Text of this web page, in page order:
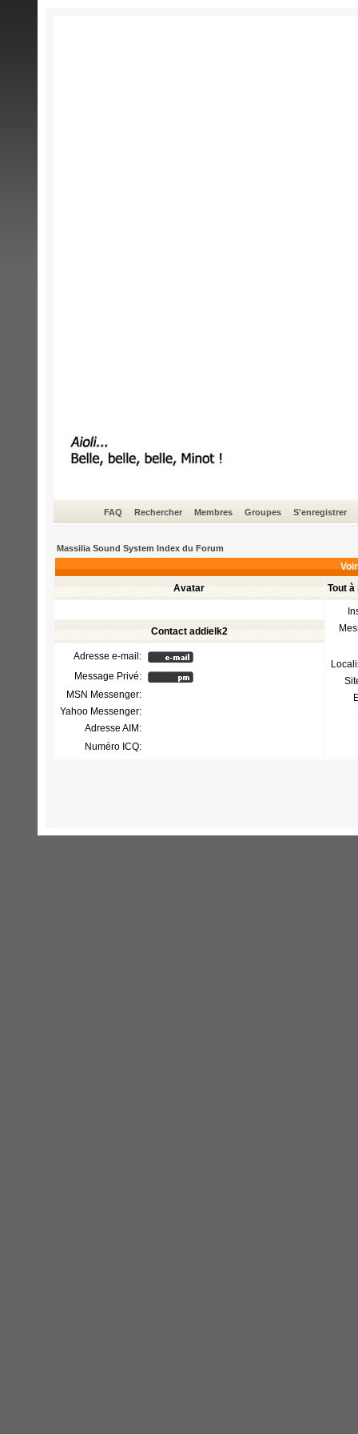
FAQ Rechercher Membres Groupes S'enregistrer
Massilia Sound System Index du Forum
Avatar
Tout
Contact addielk2
Adresse e-mail:
Message Privé:
MSN Messenger:
Yahoo Messenger:
Adresse AIM:
Numéro ICQ: